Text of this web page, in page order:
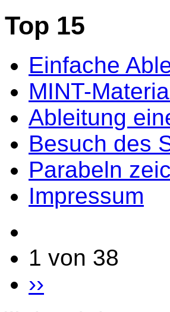
Top 15
Einfache
MINT-
Ableitung
Besuch des
Parabeln
Impressum
1 von 38
››